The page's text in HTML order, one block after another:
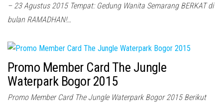
– 23 Agustus 2015 Tempat: Gedung Wanita Semarang BERKAT di
bulan RAMADHAN!…
Promo Member Card The Jungle
Waterpark Bogor 2015
Promo Member Card The Jungle Waterpark Bogor 2015 Berikut